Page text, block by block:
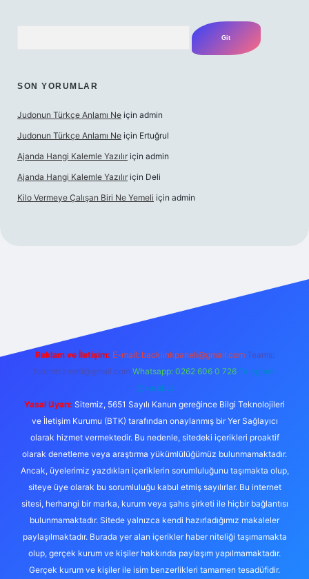
SON YORUMLAR
Judonun Türkçe Anlamı Ne için admin
Judonun Türkçe Anlamı Ne için Ertuğrul
Ajanda Hangi Kalemle Yazılır için admin
Ajanda Hangi Kalemle Yazılır için Deli
Kilo Vermeye Çalışan Biri Ne Yemeli için admin
Reklam ve İletişim: E-mail: backlinkpaneli@gmail.com Teams:
forumhizmeti@gmail.com Whatsapp: 0262 606 0 726 Telegram:
@karabul
Yasal Uyarı: Sitemiz, 5651 Sayılı Kanun gereğince Bilgi Teknolojileri
ve İletişim Kurumu (BTK) tarafından onaylanmış bir Yer Sağlayıcı
olarak hizmet vermektedir. Bu nedenle, sitedeki içerikleri proaktif
olarak denetleme veya araştırma yükümlülüğümüz bulunmamaktadır.
Ancak, üyelerimiz yazdıkları içeriklerin sorumluluğunu taşımakta olup,
siteye üye olarak bu sorumluluğu kabul etmiş sayılırlar. Bu internet
sitesi, herhangi bir marka, kurum veya şahıs şirketi ile hiçbir bağlantısı
bulunmamaktadır. Sitede yalnızca kendi hazırladığımız makaleler
paylaşılmaktadır. Burada yer alan içerikler haber niteliği taşımamakta
olup, gerçek kurum ve kişiler hakkında paylaşım yapılmamaktadır.
Gerçek kurum ve kişiler ile isim benzerlikleri tamamen tesadüfidir.